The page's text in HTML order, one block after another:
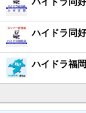
ハイドラ同
ハイドラ福